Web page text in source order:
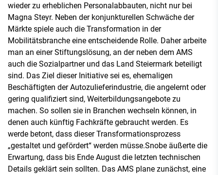
wieder zu erheblichen Personalabbauten, nicht nur bei
Magna Steyr. Neben der konjunkturellen Schwäche der
Märkte spiele auch die Transformation in der
Mobilitätsbranche eine entscheidende Rolle. Daher arbeite
man an einer Stiftungslösung, an der neben dem AMS
auch die Sozialpartner und das Land Steiermark beteiligt
sind. Das Ziel dieser Initiative sei es, ehemaligen
Beschäftigten der Autozulieferindustrie, die angelernt oder
gering qualifiziert sind, Weiterbildungsangebote zu
machen. So sollen sie in Branchen wechseln können, in
denen auch künftig Fachkräfte gebraucht werden. Es
werde betont, dass dieser Transformationsprozess
„gestaltet und gefördert“ werden müsse.Snobe äußerte die
Erwartung, dass bis Ende August die letzten technischen
Details geklärt sein sollten. Das AMS plane zunächst, eine